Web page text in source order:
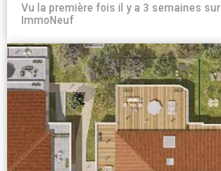
Vu la première fois il y a 3 semaines sur
ImmoNeuf